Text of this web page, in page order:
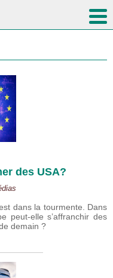
des USA?
dans la tourmente. Dans
peut-elle s’affranchir des
demain ?